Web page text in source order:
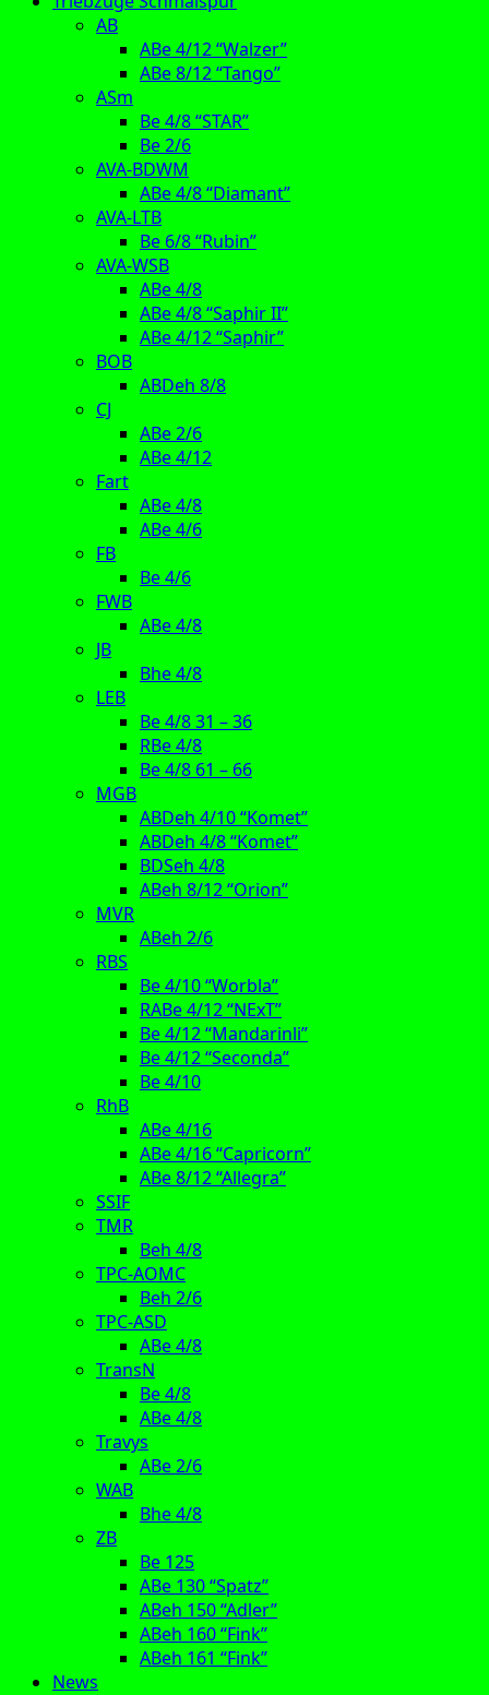
AB
ABe 4/12 “Walzer”
ABe 8/12 “Tango”
ASm
Be 4/8 “STAR”
Be 2/6
AVA-BDWM
ABe 4/8 “Diamant”
AVA-LTB
Be 6/8 “Rubin”
AVA-WSB
ABe 4/8
ABe 4/8 “Saphir II”
ABe 4/12 “Saphir”
BOB
ABDeh 8/8
CJ
ABe 2/6
ABe 4/12
Fart
ABe 4/8
ABe 4/6
FB
Be 4/6
FWB
ABe 4/8
JB
Bhe 4/8
LEB
Be 4/8 31 – 36
RBe 4/8
Be 4/8 61 – 66
MGB
ABDeh 4/10 “Komet”
ABDeh 4/8 “Komet”
BDSeh 4/8
ABeh 8/12 “Orion”
MVR
ABeh 2/6
RBS
Be 4/10 “Worbla”
RABe 4/12 “NExT”
Be 4/12 “Mandarinli”
Be 4/12 “Seconda”
Be 4/10
RhB
ABe 4/16
ABe 4/16 “Capricorn”
ABe 8/12 “Allegra”
SSIF
TMR
Beh 4/8
TPC-AOMC
Beh 2/6
TPC-ASD
ABe 4/8
TransN
Be 4/8
ABe 4/8
Travys
ABe 2/6
WAB
Bhe 4/8
ZB
Be 125
ABe 130 “Spatz”
ABeh 150 “Adler”
ABeh 160 “Fink”
ABeh 161 “Fink”
News